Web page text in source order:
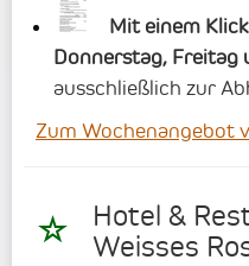
Mit einem
Donnerstag, Freitag
ausschließlich zur
Zum Wochenangebot
Hotel &
Weisses